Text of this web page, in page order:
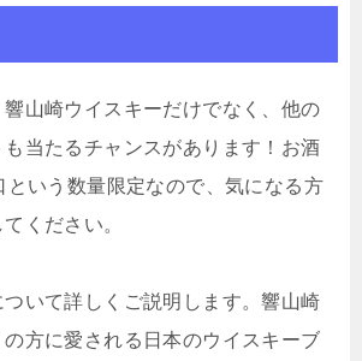
山崎ウイスキーだけでなく、他の
当たるチャンスがあります！お酒
という数量限定なので、気になる方
ください。
いて詳しくご説明します。響山崎
方に愛される日本のウイスキーブ